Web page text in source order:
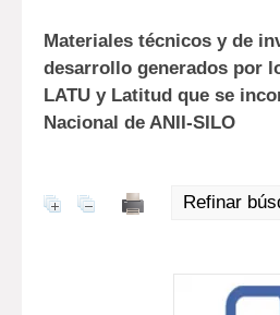
Materiales técnicos y de
desarrollo generados por
LATU y Latitud que se
Nacional de ANII-SILO
Refinar